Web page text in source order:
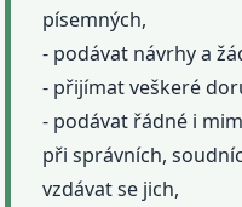
písemných,
- podávat návrhy a
- přijímat veškeré
- podávat řádné i
při správních,
vzdávat se jich,